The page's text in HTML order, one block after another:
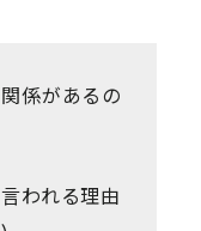
係があるの
われる理由